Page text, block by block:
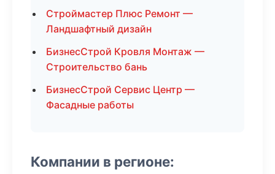
Строймастер Плюс Ремонт —
Ландшафтный дизайн
БизнесСтрой Кровля Монтаж —
Строительство бань
БизнесСтрой Сервис Центр —
Фасадные работы
Компании в регионе: